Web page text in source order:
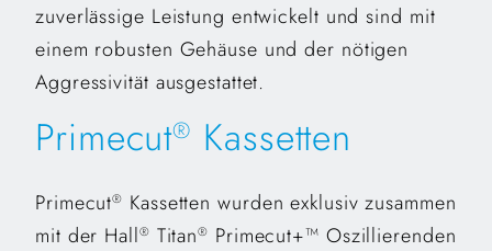
zuverlässige Leistung entwickelt und sind mit
einem robusten Gehäuse und der nötigen
Aggressivität ausgestattet.
Primecut® Kassetten
Primecut® Kassetten wurden exklusiv zusammen
mit der Hall® Titan® Primecut+™ Oszillierenden